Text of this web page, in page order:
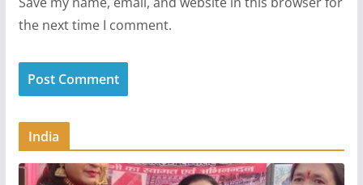
the next time I comment.
India